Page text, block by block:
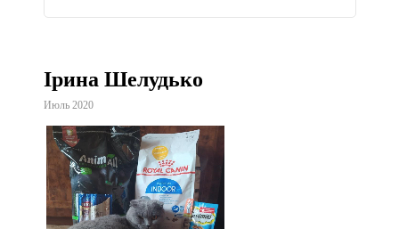
Ірина Шелудько
Июль 2020